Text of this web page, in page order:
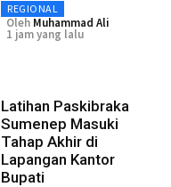
REGIONAL
Oleh Muhammad Ali
1 jam yang lalu
Latihan Paskibraka
Sumenep Masuki
Tahap Akhir di
Lapangan Kantor
Bupati